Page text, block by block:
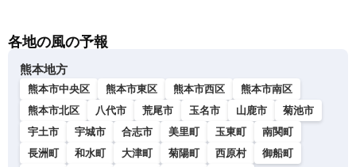
各地の風の予報
熊本地方
熊本市中央区 熊本市東区 熊本市西区
熊本市南区
熊本市北区
八代市 荒尾市 玉名市 山鹿市
菊池市
宇土市
宇城市 合志市 美里町 玉東町
南関町
長洲町
和水町 大津町 菊陽町 西原村
御船町